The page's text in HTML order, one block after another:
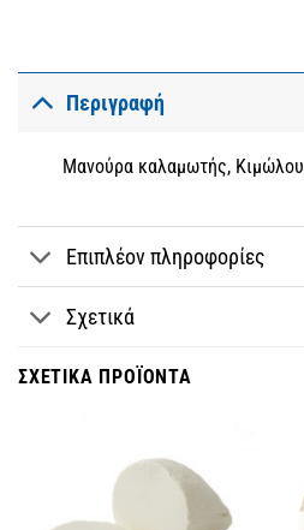
Περιγραφή
Μανούρα καλαμωτής, Κιμώλου
Επιπλέον πληροφορίες
Σχετικά
ΣΧΕΤΙΚΆ ΠΡΟΪΌΝΤΑ